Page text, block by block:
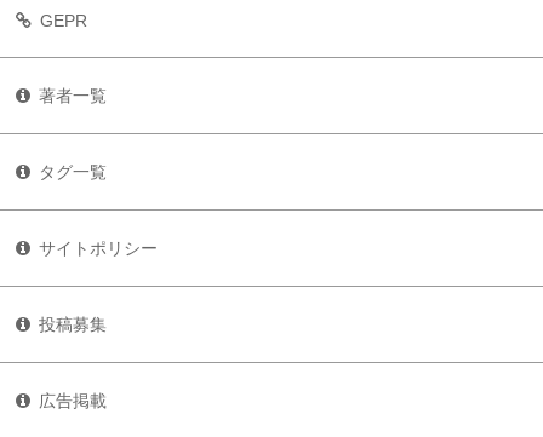
GEPR
著者一覧
タグ一覧
サイトポリシー
投稿募集
広告掲載